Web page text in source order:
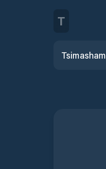
T
Tsimasham